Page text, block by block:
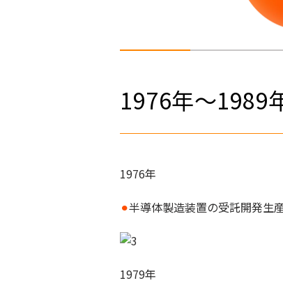
1976年～
1976年
⚫︎半導体製造装置の受託開発生
1979年